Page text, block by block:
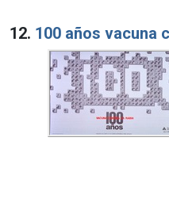
12. 100 años vacuna